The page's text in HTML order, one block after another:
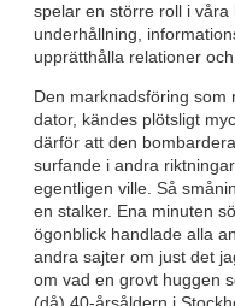
spelar en större roll i våra
underhållning,
upprätthålla relationer
Den marknadsföring som
dator, kändes plötsligt
därför att den
surfande i andra
egentligen ville. Så
en stalker. Ena minuten
ögonblick handlade alla
andra sajter om just det
om vad en grovt huggen